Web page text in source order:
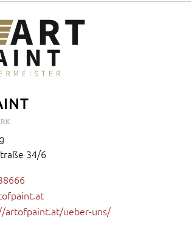
34/6
artofpaint.at/ueber-uns/